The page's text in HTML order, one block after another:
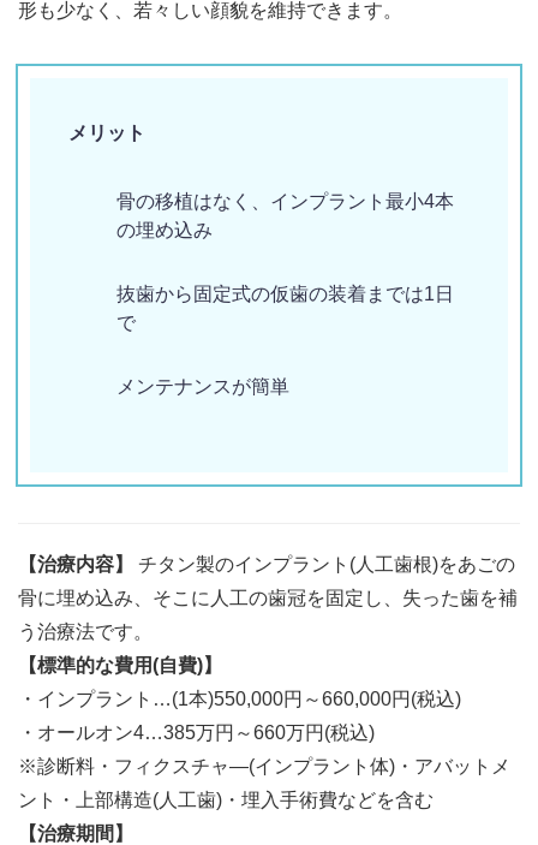
形も少なく、若々しい顔貌を維持できます。
メリット
骨の移植はなく、インプラント最小4本
の埋め込み
抜歯から固定式の仮歯の装着までは1日
で
メンテナンスが簡単
【治療内容】
チタン製のインプラント(人工歯根)をあごの
骨に埋め込み、そこに人工の歯冠を固定し、失った歯を補
う治療法です。
【標準的な費用(自費)】
・インプラント…(1本)550,000円～660,000円(税込)
・オールオン4…385万円～660万円(税込)
※診断料・フィクスチャ―(インプラント体)・アバットメ
ント・上部構造(人工歯)・埋入手術費などを含む
【治療期間】